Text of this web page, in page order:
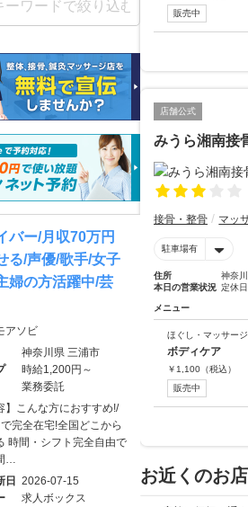
販売中
店舗公式
みうら湘南接
接骨・整骨 マッ
駐車場有
住所
神奈
本日の営業状況 定休日
メニュー
ほぐし・マッサージ
ボディケア
￥ 1,100 （税込）
販売中
お近くのお店
バー/月収70万円
る/声優/歌手/女子
婦の方活躍中/芸
アソビ
神奈川県 三浦市
時給1,200円～
業務委託
】こんな方におすすめ!/
完全在宅!全国どこから
時間・シフト完全自由で
…
日 2026-07-15
求人ボックス